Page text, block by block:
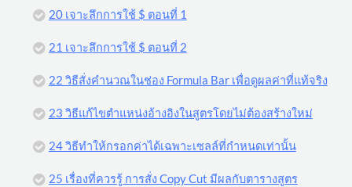
20 เจาะลึกการใช้ $ ตอนที่ 1
21 เจาะลึกการใช้ $ ตอนที่ 2
22 วิธีสั่งคำนวณในช่อง Formula Bar เพื่อดูผลค่าที่แท้จริง
23 วิธีแก้ไขตำแหน่งอ้างอิงในสูตรโดยไม่ต้องสร้างใหม่
24 วิธีทำให้กรอกค่าได้เฉพาะเซลล์ที่กำหนดเท่านั้น
25 เรื่องที่ควรรู้ การสั่ง Copy Cut มีผลกับตารางสูตร